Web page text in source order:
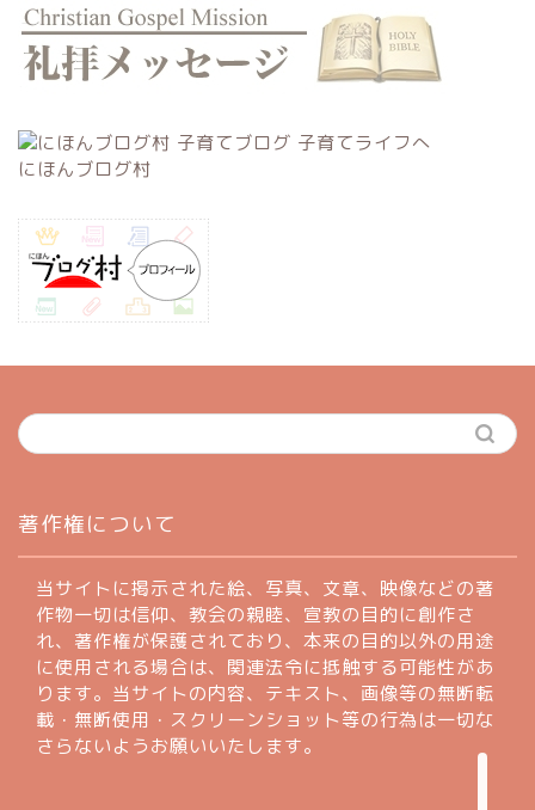
にほんブログ村
著作権について
当サイトに掲示された絵、写真、文章、映像などの著
作物一切は信仰、教会の親睦、宣教の目的に創作さ
れ、著作権が保護されており、本来の目的以外の用途
に使用される場合は、関連法令に抵触する可能性があ
ります。当サイトの内容、テキスト、画像等の無断転
載・無断使用・スクリーンショット等の行為は一切な
さらないようお願いいたします。
profile
著作権について
お問い合わせフォーム